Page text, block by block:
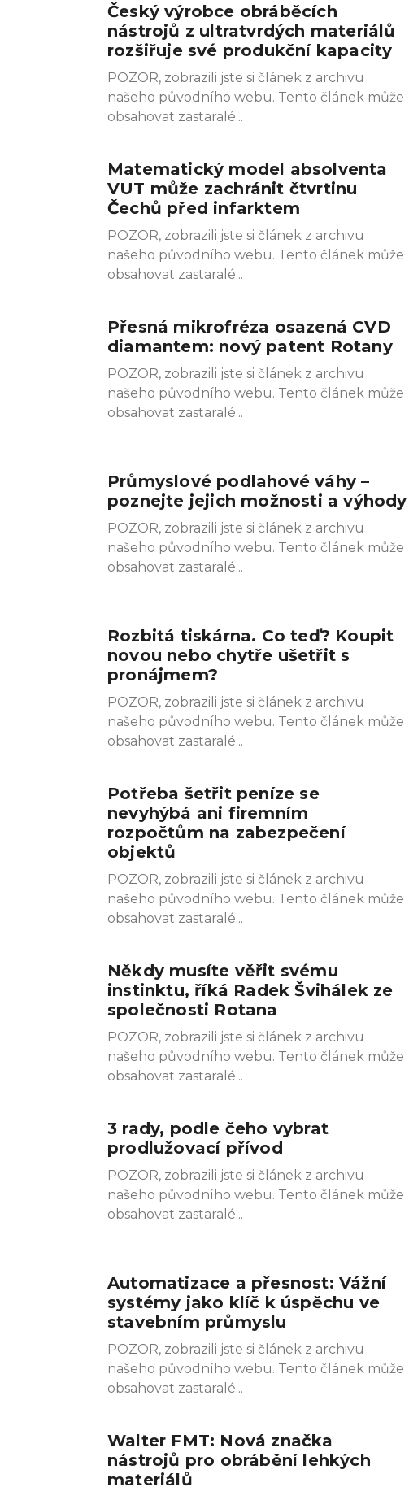
Český výrobce obráběcích
nástrojů z ultratvrdých materiálů
rozšiřuje své produkční kapacity
POZOR, zobrazili jste si článek z archivu
našeho původního webu. Tento článek může
obsahovat zastaralé
Matematický model absolventa
VUT může zachránit čtvrtinu
Čechů před infarktem
POZOR, zobrazili jste si článek z archivu
našeho původního webu. Tento článek může
obsahovat zastaralé
Přesná mikrofréza osazená CVD
diamantem: nový patent Rotany
POZOR, zobrazili jste si článek z archivu
našeho původního webu. Tento článek může
obsahovat zastaralé
Průmyslové podlahové váhy –
poznejte jejich možnosti a výhody
POZOR, zobrazili jste si článek z archivu
našeho původního webu. Tento článek může
obsahovat zastaralé
Rozbitá tiskárna. Co teď? Koupit
novou nebo chytře ušetřit s
pronájmem?
POZOR, zobrazili jste si článek z archivu
našeho původního webu. Tento článek může
obsahovat zastaralé
Potřeba šetřit peníze se
nevyhýbá ani firemním
rozpočtům na zabezpečení
objektů
POZOR, zobrazili jste si článek z archivu
našeho původního webu. Tento článek může
obsahovat zastaralé
Někdy musíte věřit svému
instinktu, říká Radek Švihálek ze
společnosti Rotana
POZOR, zobrazili jste si článek z archivu
našeho původního webu. Tento článek může
obsahovat zastaralé
3 rady, podle čeho vybrat
prodlužovací přívod
POZOR, zobrazili jste si článek z archivu
našeho původního webu. Tento článek může
obsahovat zastaralé
Automatizace a přesnost: Vážní
systémy jako klíč k úspěchu ve
stavebním průmyslu
POZOR, zobrazili jste si článek z archivu
našeho původního webu. Tento článek může
obsahovat zastaralé
Walter FMT: Nová značka
nástrojů pro obrábění lehkých
materiálů